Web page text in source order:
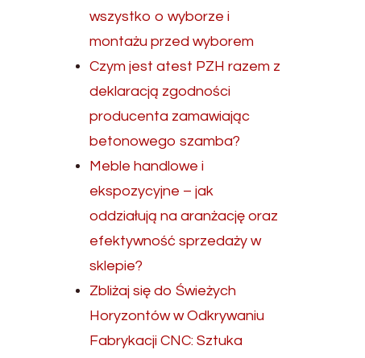
wszystko o wyborze i
montażu przed wyborem
Czym jest atest PZH razem z
deklaracją zgodności
producenta zamawiając
betonowego szamba?
Meble handlowe i
ekspozycyjne – jak
oddziałują na aranżację oraz
efektywność sprzedaży w
sklepie?
Zbliżaj się do Świeżych
Horyzontów w Odkrywaniu
Fabrykacji CNC: Sztuka